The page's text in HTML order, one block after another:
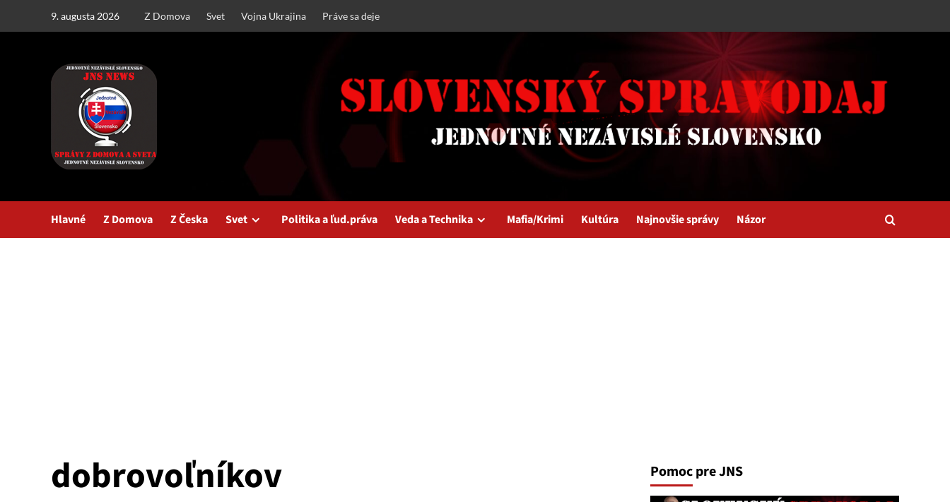
9. augusta 2026 Z Domova Svet Vojna Ukrajina Práve sa deje
Hlavné Z Domova Z Česka Svet Politika a ľud.práva Veda a Technika Mafia/Krimi Kultúra Najnovšie správy Názor
dobrovoľníkov Pomoc pre JNS